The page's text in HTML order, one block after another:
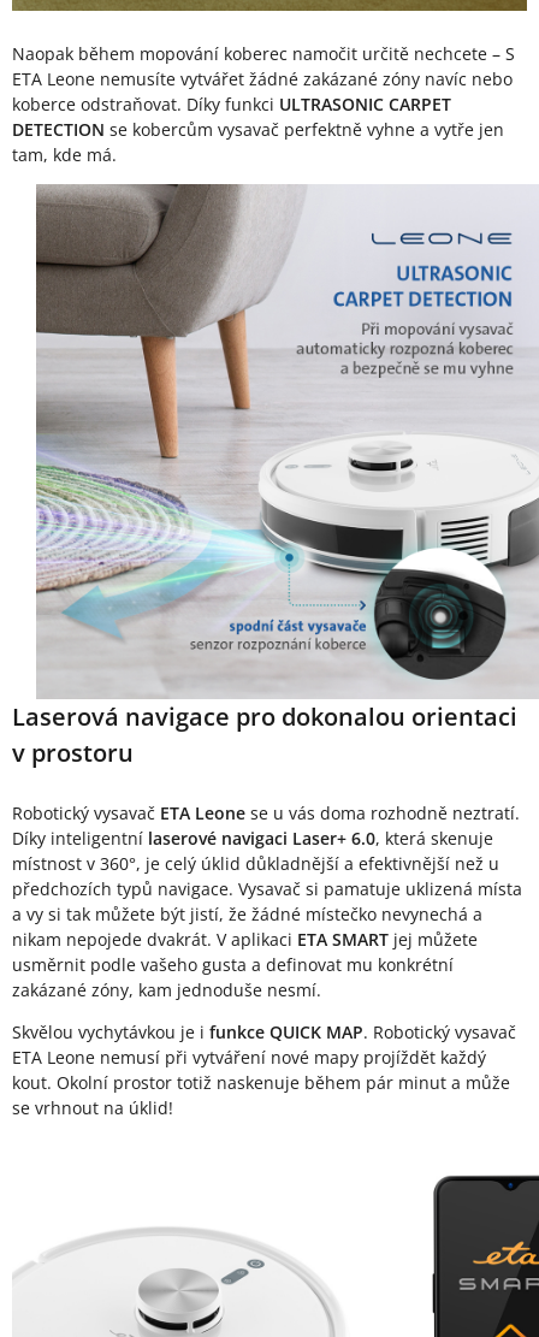
Naopak během mopování koberec namočit určitě nechcete – S
ETA Leone nemusíte vytvářet žádné zakázané zóny navíc nebo
koberce odstraňovat. Díky funkci ULTRASONIC CARPET
DETECTION se kobercům vysavač perfektně vyhne a vytře jen
tam, kde má.
Laserová navigace pro dokonalou orientaci
v prostoru
Robotický vysavač ETA Leone se u vás doma rozhodně neztratí.
Díky inteligentní laserové navigaci Laser+ 6.0, která skenuje
místnost v 360°, je celý úklid důkladnější a efektivnější než u
předchozích typů navigace. Vysavač si pamatuje uklizená místa
a vy si tak můžete být jistí, že žádné místečko nevynechá a
nikam nepojede dvakrát. V aplikaci ETA SMART jej můžete
usměrnit podle vašeho gusta a definovat mu konkrétní
zakázané zóny, kam jednoduše nesmí.
Skvělou vychytávkou je i funkce QUICK MAP. Robotický vysavač
ETA Leone nemusí při vytváření nové mapy projíždět každý
kout. Okolní prostor totiž naskenuje během pár minut a může
se vrhnout na úklid!